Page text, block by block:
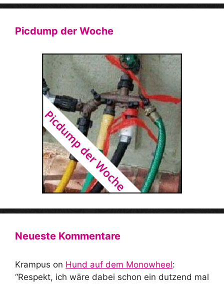
Picdump der Woche
Neueste Kommentare
Krampus on Hund auf dem Monowheel:
“Respekt, ich wäre dabei schon ein dutzend mal